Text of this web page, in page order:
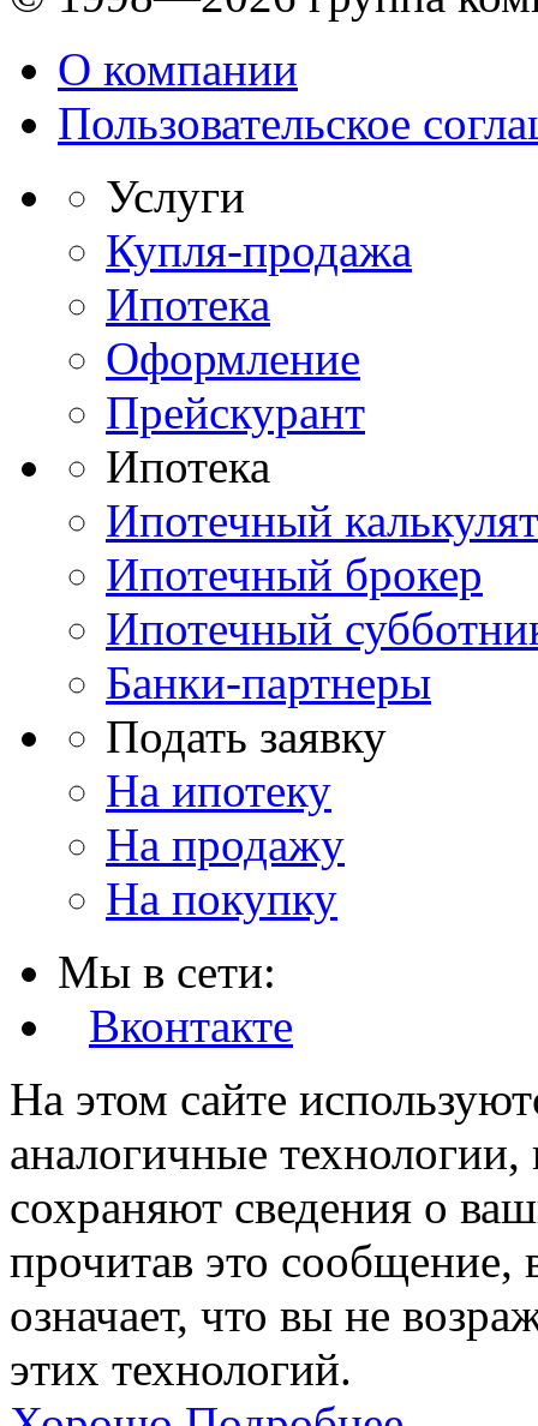
О компании
Пользовательское
Услуги
Купля-продажа
Ипотека
Оформление
Прейскурант
Ипотека
Ипотечный
Ипотечный брокер
Ипотечный
Банки-партнеры
Подать заявку
На ипотеку
На продажу
На покупку
Мы в сети:
Вконтакте
На этом сайте
аналогичные технологии,
сохраняют сведения о
прочитав это сообщение,
означает, что вы не
этих технологий.